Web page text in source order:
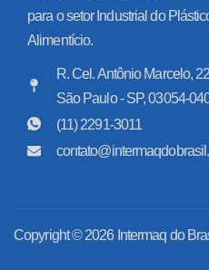
para o setor Industrial do
Alimentício.
R. Cel. Antônio Marcelo,
São Paulo - SP, 03054-
(11) 2291-3011
Copyright © 2026 Intermaq do